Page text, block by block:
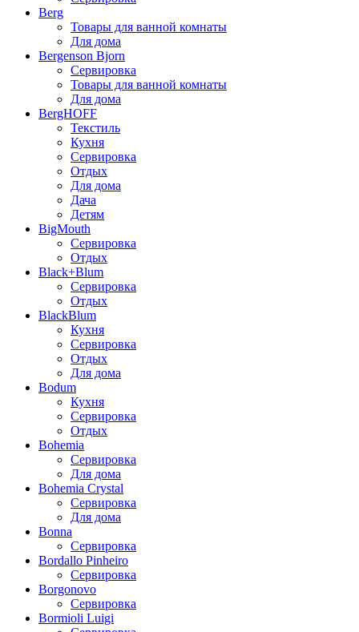
Berg
Товары для ванной комнаты
Для дома
Bergenson Bjorn
Сервировка
Товары для ванной комнаты
Для дома
BergHOFF
Текстиль
Кухня
Сервировка
Отдых
Для дома
Дача
Детям
BigMouth
Сервировка
Отдых
Black+Blum
Сервировка
Отдых
BlackBlum
Кухня
Сервировка
Отдых
Для дома
Bodum
Кухня
Сервировка
Отдых
Bohemia
Сервировка
Для дома
Bohemia Crystal
Сервировка
Для дома
Bonna
Сервировка
Bordallo Pinheiro
Сервировка
Borgonovo
Сервировка
Bormioli Luigi